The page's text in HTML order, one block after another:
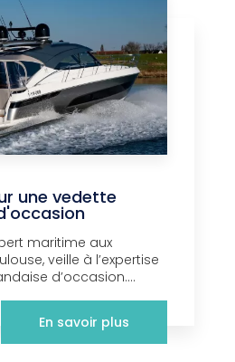
une vedette
maritime aux
veille à l’expertise
d’occasion....
En savoir plus